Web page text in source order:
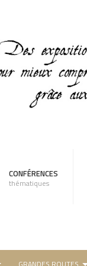
CONFÉRENCES
thématiques